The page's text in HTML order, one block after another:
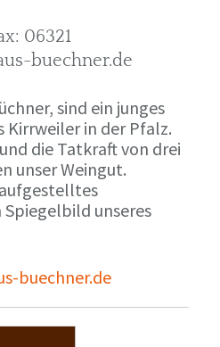
06321
buechner.de
sind ein junges
Kirrweiler in der Pfalz.
die Tatkraft von drei
unser Weingut.
unseres
buechner.de